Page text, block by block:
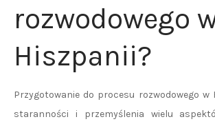
rozwodowego
Hiszpanii?
Przygotowanie do procesu rozwodowego w
staranności i przemyślenia wielu